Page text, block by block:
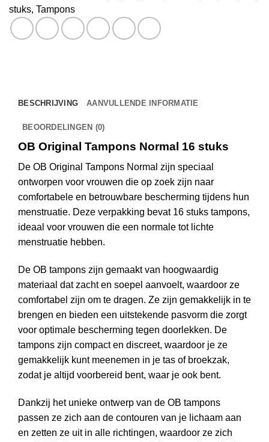
stuks, Tampons
BESCHRIJVING AANVULLENDE INFORMATIE
BEOORDELINGEN (0)
OB Original Tampons Normal 16 stuks
De OB Original Tampons Normal zijn speciaal
ontworpen voor vrouwen die op zoek zijn naar
comfortabele en betrouwbare bescherming tijdens hun
menstruatie. Deze verpakking bevat 16 stuks tampons,
ideaal voor vrouwen die een normale tot lichte
menstruatie hebben.
De OB tampons zijn gemaakt van hoogwaardig
materiaal dat zacht en soepel aanvoelt, waardoor ze
comfortabel zijn om te dragen. Ze zijn gemakkelijk in te
brengen en bieden een uitstekende pasvorm die zorgt
voor optimale bescherming tegen doorlekken. De
tampons zijn compact en discreet, waardoor je ze
gemakkelijk kunt meenemen in je tas of broekzak,
zodat je altijd voorbereid bent, waar je ook bent.
Dankzij het unieke ontwerp van de OB tampons
passen ze zich aan de contouren van je lichaam aan
en zetten ze uit in alle richtingen, waardoor ze zich